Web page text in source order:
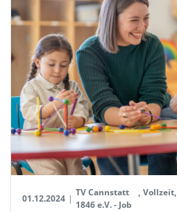
01.12.2024 |
TV Cannstatt
1846 e.V. - Job
, Vollzeit,